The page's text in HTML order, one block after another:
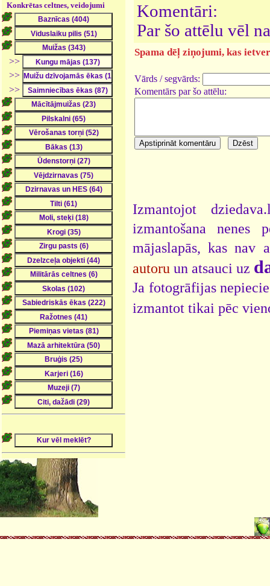
Konkrētas celtnes, veidojumi
>>
>>
>>
Komentāri:
Par šo attēlu vēl
Spama dēļ ziņojumi, kas
Vārds / segvārds:
Komentārs par šo attēlu:
Izmantojot
izmantošana nenes
mājaslapās, kas
autoru un atsauci uz
Ja fotogrāfijas
izmantot tikai pēc